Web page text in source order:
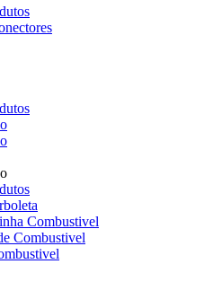
Combustivel
Combustivel